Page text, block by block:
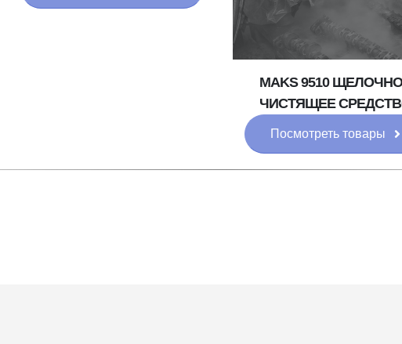
MAKS 9510
ЧИСТЯЩЕЕ
Посмотреть товары